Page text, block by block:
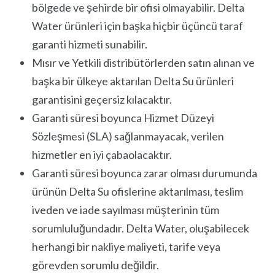
bölgede ve şehirde bir ofisi olmayabilir. Delta
Water ürünleri için başka hiçbir üçüncü taraf
garanti hizmeti sunabilir.
Mısır ve Yetkili distribütörlerden satın alınan ve
başka bir ülkeye aktarılan Delta Su ürünleri
garantisini geçersiz kılacaktır.
Garanti süresi boyunca Hizmet Düzeyi
Sözleşmesi (SLA) sağlanmayacak, verilen
hizmetler en iyi çabaolacaktır.
Garanti süresi boyunca zarar olması durumunda
ürünün Delta Su ofislerine aktarılması, teslim
iveden ve iade sayılması müşterinin tüm
sorumluluğundadır. Delta Water, oluşabilecek
herhangi bir nakliye maliyeti, tarife veya
görevden sorumlu değildir.